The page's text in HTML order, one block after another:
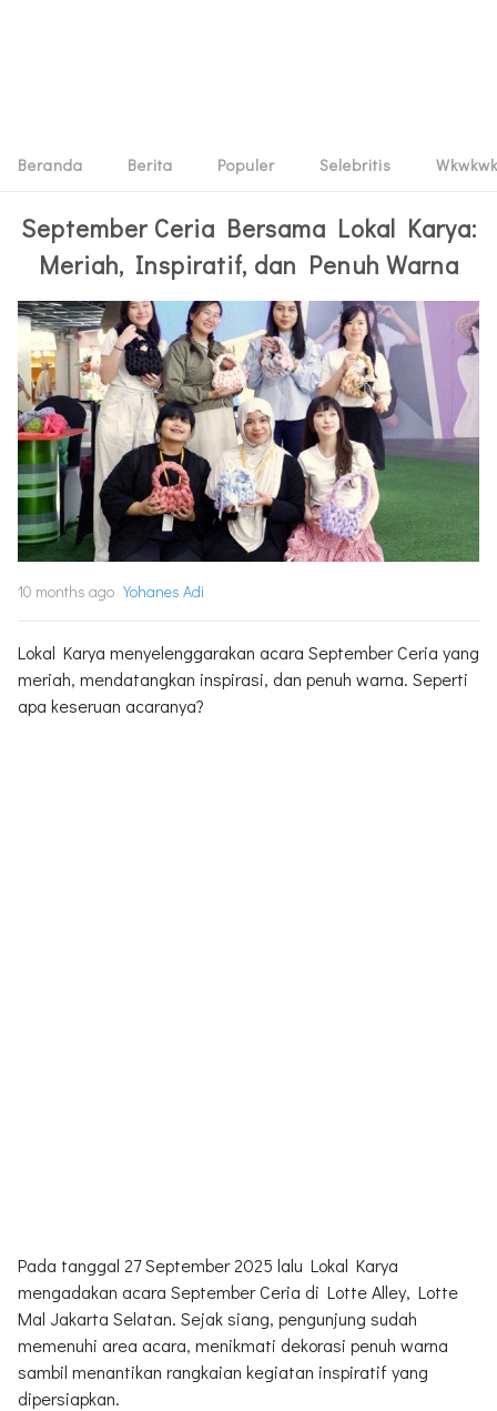
Beranda Berita Populer Selebritis Wkwkwk
September Ceria Bersama Lokal Karya:
Meriah, Inspiratif, dan Penuh Warna
10 months ago Yohanes Adi
Lokal Karya menyelenggarakan acara September Ceria yang
meriah, mendatangkan inspirasi, dan penuh warna. Seperti
apa keseruan acaranya?
Pada tanggal 27 September 2025 lalu Lokal Karya
mengadakan acara September Ceria di Lotte Alley, Lotte
Mal Jakarta Selatan. Sejak siang, pengunjung sudah
memenuhi area acara, menikmati dekorasi penuh warna
sambil menantikan rangkaian kegiatan inspiratif yang
dipersiapkan.